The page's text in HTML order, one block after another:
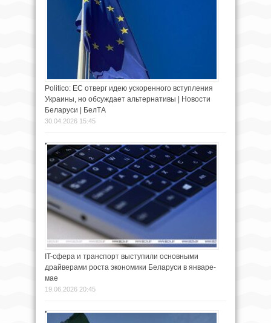
Politico: ЕС отверг идею ускоренного вступления
Украины, но обсуждает альтернативы | Новости
Беларуси | БелТА
30.04.2026 15:45
IT-сфера и транспорт выступили основными
драйверами роста экономики Беларуси в январе-
мае
19.06.2026 20:45